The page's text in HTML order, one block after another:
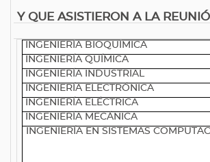
Y QUE ASISTIERON A LA
INGENIERÍA BIOQUÍMICA
INGENIERÍA QUÍMICA
INGENIERÍA INDUSTRIAL
INGENIERÍA ELECTRÓNICA
INGENIERÍA ELÉCTRICA
INGENIERÍA MECÁNICA
INGENIERÍA EN SISTEMAS